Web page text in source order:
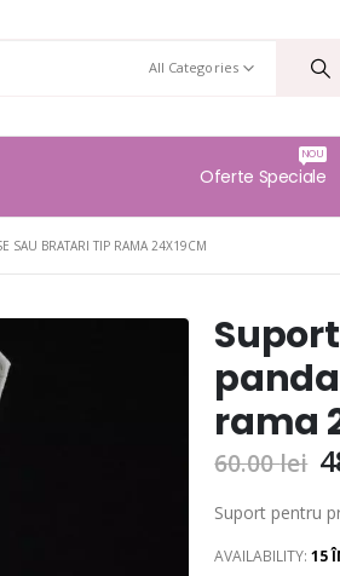
All Categories
Oferte Speciale
NOU
SAU BRATARI TIP RAMA 24X19CM
rama
60.00lei
Suport pentru
AVAILABILITY:15